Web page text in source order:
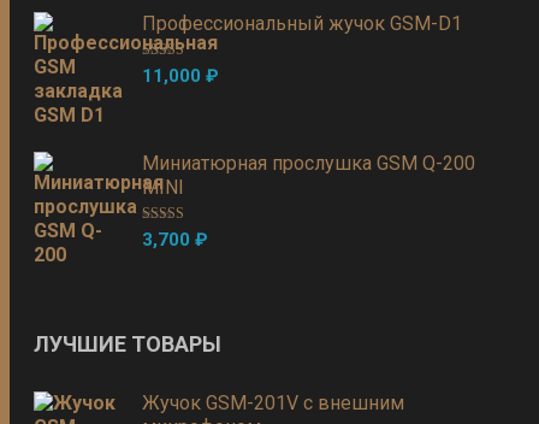
Профессиональный жучок GSM-D1
Оценка5.00
из 5
11,000₽
Миниатюрная прослушка GSM Q-200
MINI
Оценка 5.00
из 5
3,700₽
ЛУЧШИЕ ТОВАРЫ
Жучок GSM-201V с внешним